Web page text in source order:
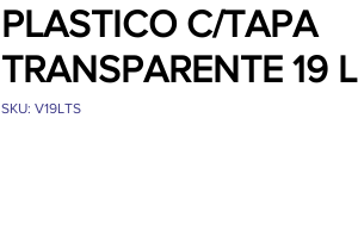
PLASTICO C/TAPA
TRANSPARENTE 19 L
SKU: V19LTS